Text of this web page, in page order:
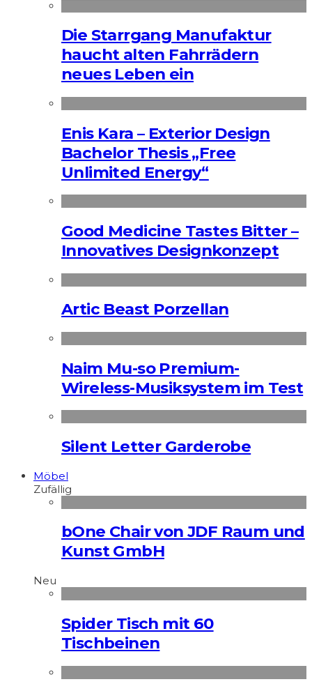
Die Starrgang Manufaktur
haucht alten Fahrrädern
neues Leben ein
Enis Kara – Exterior Design
Bachelor Thesis „Free
Unlimited Energy“
Good Medicine Tastes Bitter –
Innovatives Designkonzept
Artic Beast Porzellan
Naim Mu-so Premium-
Wireless-Musiksystem im Test
Silent Letter Garderobe
Möbel
Zufällig
bOne Chair von JDF Raum und
Kunst GmbH
Neu
Spider Tisch mit 60
Tischbeinen